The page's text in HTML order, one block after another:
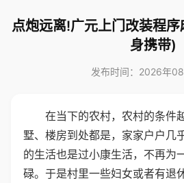
点炮远离!广元上门改装程
身携带)
发布时间：2026年
在当下的农村，农村的条件
墅、楼房到处都是，家家户户几
的生活也是过小康生活，不再为
碌。于是村里一些妇女或者有退